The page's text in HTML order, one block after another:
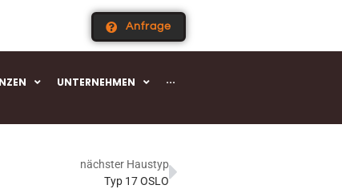
Anfrage
UNTERNEHMEN ···
nächster Haustyp
Typ 17 OSLO